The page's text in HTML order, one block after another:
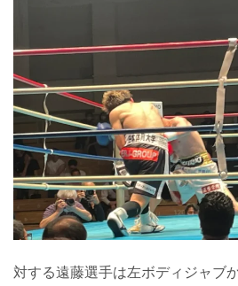
対する遠藤選手は左ボディジャブ